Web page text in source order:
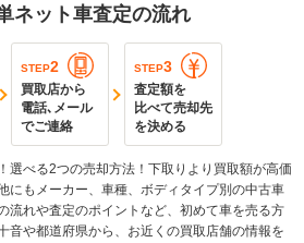
ネット車査定の流れ
STEP2
買取店から
電話､メール
でご連絡
STEP3
査定額を
比べて売却先
を決める
選べる2つの売却方法！下取りより買取額が高価
にもメーカー、車種、ボディタイプ別の中古車
流れや査定のポイントなど、初めて車を売る方
音や都道府県から、お近くの買取店舗の情報を